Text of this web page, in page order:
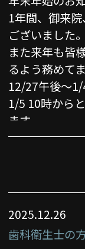
1年間、御来
ございました。
また来年も皆
るよう務めて
12/27午後〜
1/5 10時から
ます。
当院では現
募集しており
来年卒業され
討中の方、も
2025.12.26
歯科衛生士の